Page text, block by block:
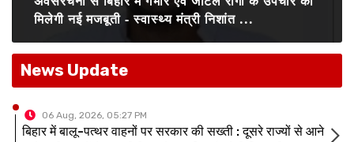
BIHAR NEWS : प्रमंडलीय आयुक्त ने पटना के गांधी मैदान में स्वतंत्रता दिवस
समारोह की तैयार...
मिलेगी नई मजबूती - स्वास्थ्य मंत्री निशांत ...
News Update
06 Aug, 2026, 04:35 PM
BIG BREAKING : बिहार में 51,600 करोड़ के निवेश पर हुए